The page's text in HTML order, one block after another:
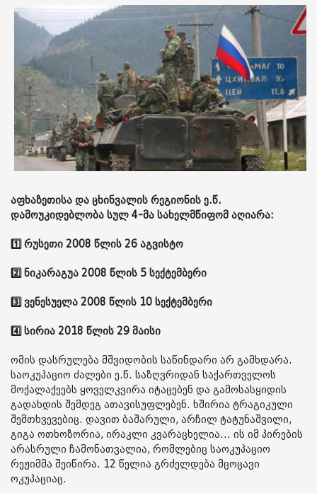
აფხაზეთისა და ცხინვალის რეგიონის ე.წ.
დამოუკიდებლობა სულ 4-მა სახელმწიფომ აღიარა:
1️⃣ რუსეთი 2008 წლის 26 აგვისტო
2️⃣ ნიკარაგუა 2008 წლის 5 სექტემბერი
3️⃣ ვენესუელა 2008 წლის 10 სექტემბერი
4️⃣ სირია 2018 წლის 29 მაისი
ომის დასრულება მშვიდობის საწინდარი არ გამხდარა.
საოკუპაციო ძალები ე.წ. საზღვრიდან საქართველოს
მოქალაქეებს ყოველკვირა იტაცებენ და გამოსასყიდის
გადახდის შემდეგ ათავისუფლებენ. ხშირია ტრაგიკული
შემთხვევებიც. დავით ბაშარული, არჩილ ტატუნაშვილი,
გიგა ოთხოზორია, ირაკლი კვარაცხელია... ის იმ პირების
არასრული ჩამონათვალია, რომლებიც საოკუპაციო
რეჟიმმა შეიწირა. 12 წელია გრძელდება მცოცავი
ოკუპაციაც.